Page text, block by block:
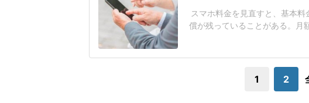
スマホ料金を見直すと、基本
償が残っていることがある。月
まとまった負担になる。今回
いた事例をもとに、確認した
父親の
1 2